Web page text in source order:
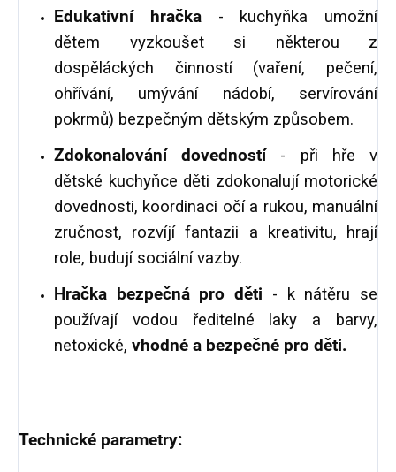
Edukativní hračka- kuchyňka umožní
dětem vyzkoušet si některou z
dospěláckých činností (vaření, pečení,
ohřívání, umývání nádobí, servírování
pokrmů) bezpečným dětským způsobem.
Zdokonalování dovedností- při hře v
dětské kuchyňce děti zdokonalují motorické
dovednosti, koordinaci očí a rukou, manuální
zručnost, rozvíjí fantazii a kreativitu, hrají
role, budují sociální vazby.
Hračka bezpečná pro děti - k nátěru se
používají vodou ředitelné laky a barvy,
netoxické, vhodné a bezpečné pro děti.
Technické parametry: